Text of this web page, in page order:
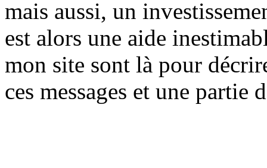
mais aussi, un
est alors une aide
mon site sont là pour
ces messages et une partie